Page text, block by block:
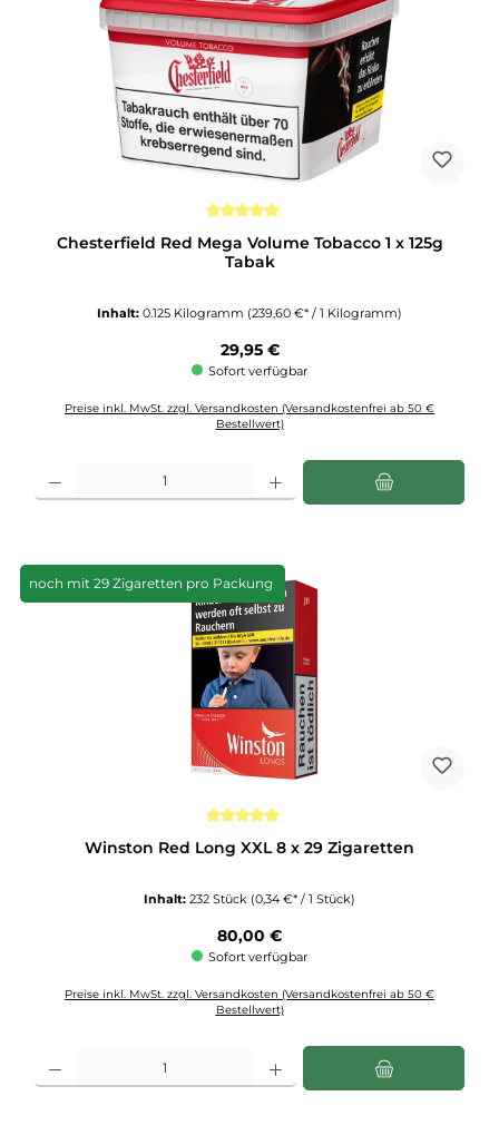
Chesterfield Red Mega Volume Tobacco 1 x 125g
Tabak
Inhalt: 0.125 Kilogramm (239,60 €* / 1 Kilogramm)
Regulärer Preis:
29,95 €
Sofort verfügbar
Preise inkl. MwSt. zzgl. Versandkosten (Versandkostenfrei ab 50 €
Bestellwert)
noch mit 29 Zigaretten pro Packung
Winston Red Long XXL 8 x 29 Zigaretten
Inhalt: 232 Stück (0,34 €* / 1 Stück)
Regulärer Preis:
80,00 €
Sofort verfügbar
Preise inkl. MwSt. zzgl. Versandkosten (Versandkostenfrei ab 50 €
Bestellwert)